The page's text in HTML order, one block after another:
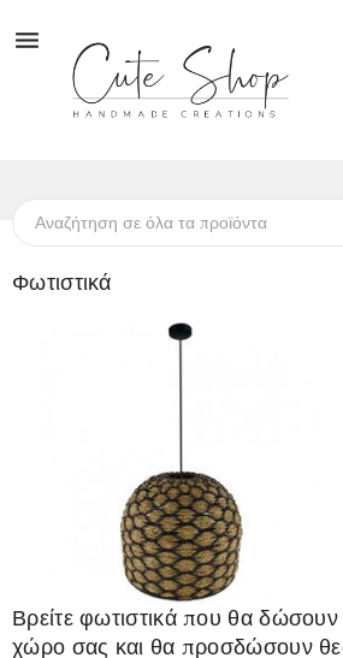

Φωτιστικά
Βρείτε φωτιστικά που θα
χώρο σας και θα προσδώσουν